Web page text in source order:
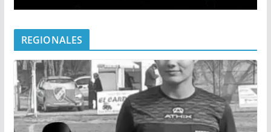
REGIONALES